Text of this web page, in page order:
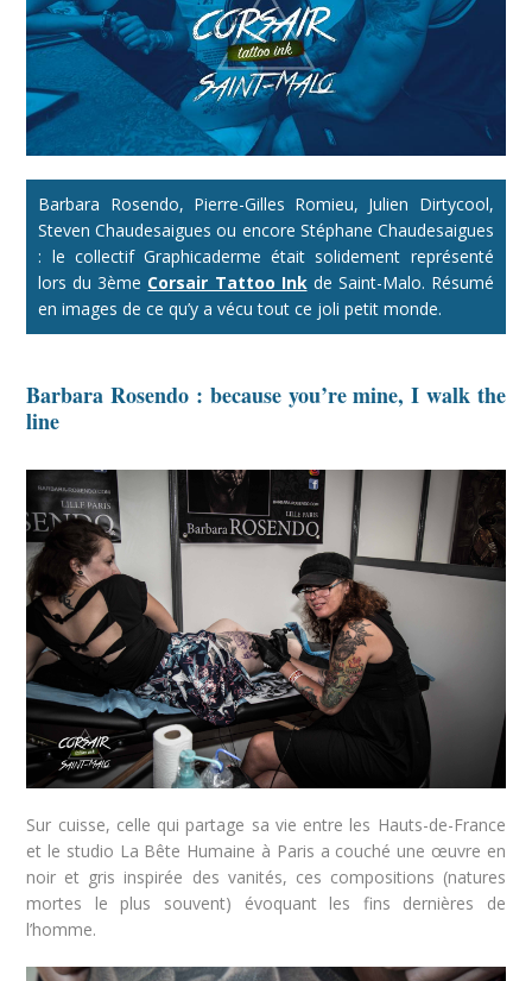
Barbara Rosendo, Pierre-Gilles Romieu, Julien Dirtycool,
Steven Chaudesaigues ou encore Stéphane Chaudesaigues
: le collectif Graphicaderme était solidement représenté
lors du 3ème Corsair Tattoo Inkde Saint-Malo. Résumé
en images de ce qu’y a vécu tout ce joli petit monde.
Barbara Rosendo : because you’re mine, I walk the
line
Sur cuisse, celle qui partage sa vie entre les Hauts-de-France
et le studio La Bête Humaine à Paris a couché une œuvre en
noir et gris inspirée des vanités, ces compositions (natures
mortes le plus souvent) évoquant les fins dernières de
l’homme.